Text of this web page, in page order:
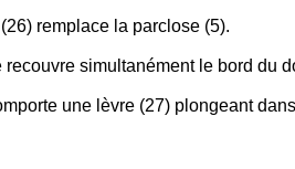
remplace la parclose (5).
simultanément le bord du
une lèvre (27) plongeant